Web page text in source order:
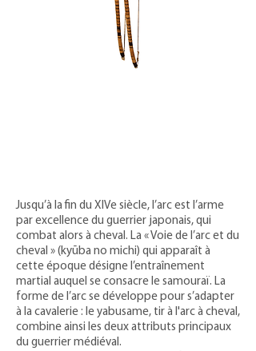
Jusqu’à la fin du XIVe siècle, l’arc est l’arme
par excellence du guerrier japonais, qui
combat alors à cheval. La « Voie de l’arc et du
cheval » (kyūba no michi) qui apparaît à
cette époque désigne l’entraînement
martial auquel se consacre le samouraï. La
forme de l’arc se développe pour s’adapter
à la cavalerie : le yabusame, tir à l'arc à cheval,
combine ainsi les deux attributs principaux
du guerrier médiéval.